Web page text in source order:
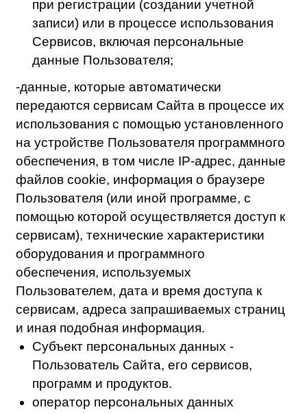
обеспечения, в том числе IP-адрес, данные
файлов cookie, информация о браузере
Пользователя (или иной программе, с
помощью которой осуществляется доступ к
оборудования и программного
обеспечения, используемых
Пользователем, дата и время доступа к
сервисам, адреса запрашиваемых страниц
и иная подобная информация.
Субъект персональных данных -
Пользователь Сайта, его сервисов,
программ и продуктов.
оператор персональных данных
(оператор) – Автономная
некоммерческая профессиональная
образовательная организация “Колледж
городских предпринимателей”
осуществляющий обработку
персональных данных, а также
определяющие цели обработки
персональных данных, состав
персональных данных, подлежащих
обработке, действия (операции),
совершаемые с персональными
данными;